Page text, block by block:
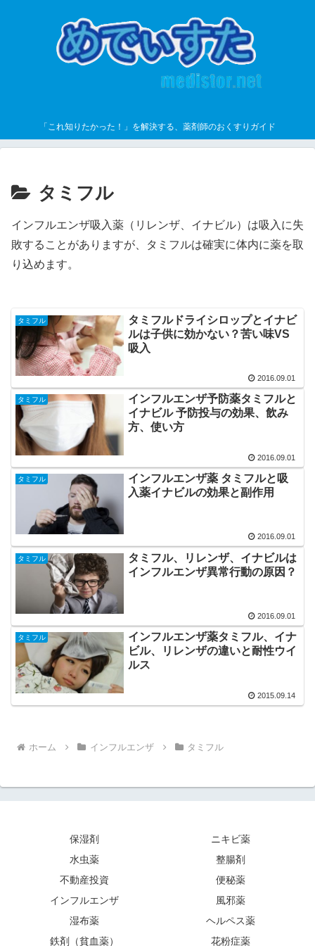
「これ知りたかった！」を解決する、薬剤師のおくすりガイド
タミフル
インフルエンザ吸入薬（リレンザ、イナビル）は吸入に失
敗することがありますが、タミフルは確実に体内に薬を取
り込めます。
タミフル
タミフルドライシロップとイナビ
ルは子供に効かない？苦い味VS
吸入
2016.09.01
タミフル
インフルエンザ予防薬タミフルと
イナビル 予防投与の効果、飲み
方、使い方
2016.09.01
タミフル
インフルエンザ薬 タミフルと吸
入薬イナビルの効果と副作用
2016.09.01
タミフル
タミフル、リレンザ、イナビルは
インフルエンザ異常行動の原因？
2016.09.01
タミフル
インフルエンザ薬タミフル、イナ
ビル、リレンザの違いと耐性ウイ
ルス
2015.09.14
ホーム インフルエンザ タミフル
保湿剤
ニキビ薬
水虫薬
整腸剤
不動産投資
便秘薬
インフルエンザ
風邪薬
湿布薬
ヘルペス薬
鉄剤（貧血薬）
花粉症薬